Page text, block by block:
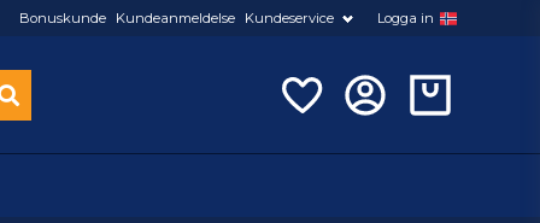
Bonuskunde Kundeanmeldelse Kundeservice Logga in